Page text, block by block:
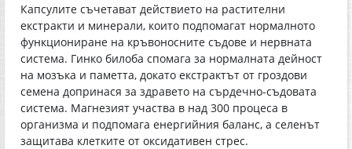
Капсулите съчетават действието на растителни
екстракти и минерали, които подпомагат нормалното
функциониране на кръвоносните съдове и нервната
система. Гинко билоба спомага за нормалната дейност
на мозъка и паметта, докато екстрактът от гроздови
семена допринася за здравето на сърдечно-съдовата
система. Магнезият участва в над 300 процеса в
организма и подпомага енергийния баланс, а селенът
защитава клетките от оксидативен стрес.